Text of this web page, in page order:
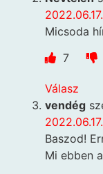
Micsoda
7
Válasz
vendég
Baszod!
Mi ebben